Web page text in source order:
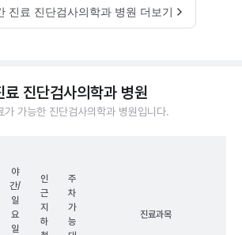
진료 진단검사의학과 병원 더보기
료 진단검사의학과 병원
가 가능한 진단검사의학과 병원입니다.
야
간/
일
요
일
인
근
지
하
주
차
가
능
진료과목